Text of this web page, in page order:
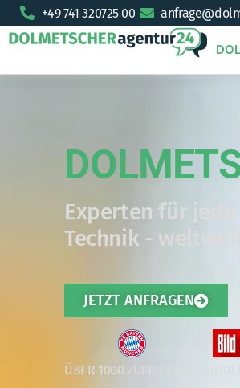
+49 741 320725 00
Experten für
Technik -
JETZT ANFRAGEN
ÜBER 1000 ZUFRIEDENE KUNDEN